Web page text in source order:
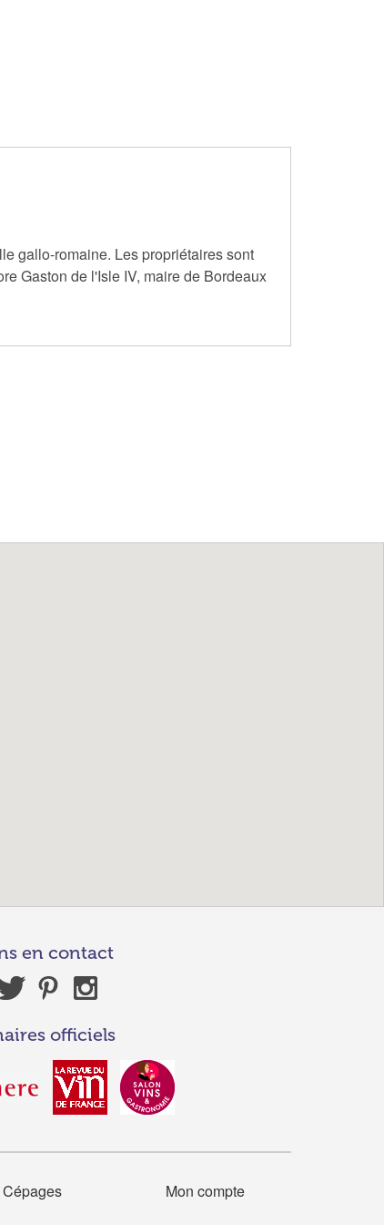
gallo-romaine. Les propriétaires sont
Gaston de l'Isle IV, maire de Bordeaux
en contact
officiels
Cépages Mon compte